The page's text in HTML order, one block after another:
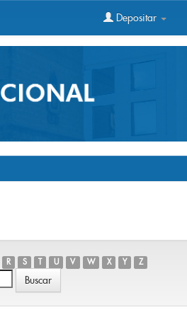
Depositar
R S T U V W X Y Z